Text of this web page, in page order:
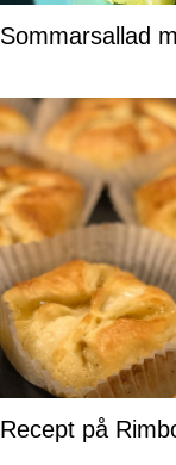
Sommarsallad
Recept på